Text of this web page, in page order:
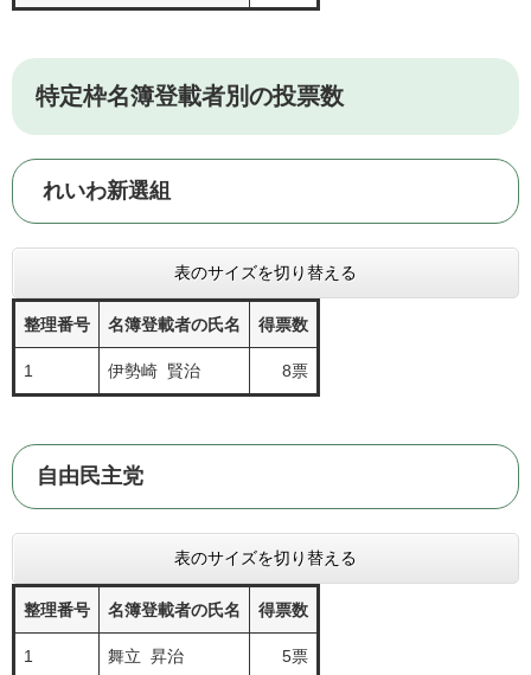
特定枠名簿登載者別の投票数
れいわ新選組
表のサイズを切り替える
整理番号 名簿登載者の氏名 得票数
1 伊勢崎 賢治 8票
自由民主党
表のサイズを切り替える
整理番号 名簿登載者の氏名 得票数
1 舞立 昇治 5票